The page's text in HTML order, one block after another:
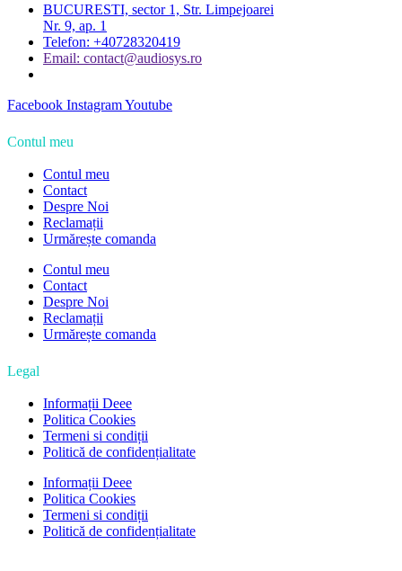
BUCURESTI, sector 1, Str. Limpejoarei
Nr. 9, ap. 1
Telefon: +40728320419
Email: contact@audiosys.ro
Facebook InstagramYoutube
Contul meu
Contul meu
Contact
Despre Noi
Reclamații
Urmărește comanda
Contul meu
Contact
Despre Noi
Reclamații
Urmărește comanda
Legal
Informații Deee
Politica Cookies
Termeni si condiții
Politică de confidențialitate
Informații Deee
Politica Cookies
Termeni si condiții
Politică de confidențialitate